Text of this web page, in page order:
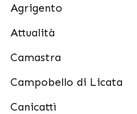
Agrigento
Attualità
Camastra
Campobello di Licata
Canicattì